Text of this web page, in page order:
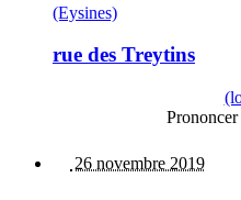
(Eysines)
rue des Treytins
26 novembre 2019